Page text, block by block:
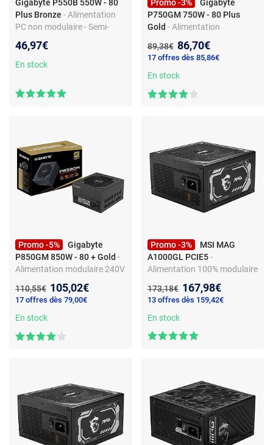
Gigabyte P550B 550W - 80
Plus Bronze - Alimentation
PC non modulaire - Semi-
46,97€
En stock
Promo -3%
Gigabyte
P750GM 750W - 80 Plus
Gold - Alimentation
Ancien prix :
89,38€ Nouveau prix :
86,70€
17 offres dès 85,86€
En stock
Promo -5%
Gigabyte
P850GM 850W - 80 + Gold -
Alimentation modulaire 240V
Ancien prix :
110,55€ Nouveau prix :
105,02€
17 offres dès 79,00€
En stock
Promo -3%
MSI MAG
A1000GL PCIE5 -
Alimentation 100% modulaire
Gold
Ancien prix :
173,18€ Nouveau prix :
167,98€
13 offres dès 159,42€
En stock